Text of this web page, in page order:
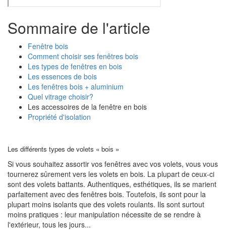
Sommaire de l'article
Fenêtre bois
Comment choisir ses fenêtres bois
Les types de fenêtres en bois
Les essences de bois
Les fenêtres bois + aluminium
Quel vitrage choisir?
Les accessoires de la fenêtre en bois
Propriété d'isolation
Les différents types de volets « bois »
Si vous souhaitez assortir vos fenêtres avec vos volets, vous vous
tournerez sûrement vers les volets en bois. La plupart de ceux-ci
sont des volets battants. Authentiques, esthétiques, ils se marient
parfaitement avec des fenêtres bois. Toutefois, ils sont pour la
plupart moins isolants que des volets roulants. Ils sont surtout
moins pratiques : leur manipulation nécessite de se rendre à
l'extérieur, tous les jours...